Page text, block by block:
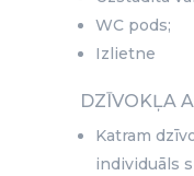
WC pods;
Izlietne
DZĪVOKĻA
Katram
individuāls